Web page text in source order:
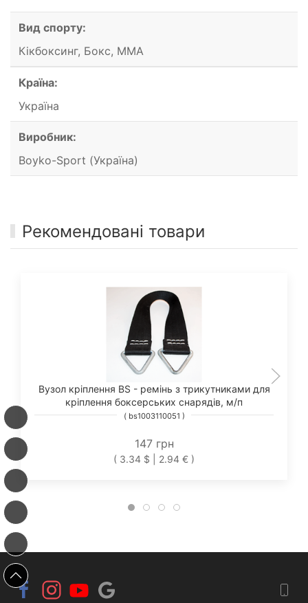
Вид спорту:
Кікбоксинг, Бокс, ММА
Країна:
Україна
Виробник:
Boyko-Sport (Україна)
Рекомендовані товари
Вузол кріплення BS - ремінь з трикутниками для
кріплення боксерських снарядів, м/п
( bs1003110051 )
147 грн
( 3.34 $ | 2.94 € )